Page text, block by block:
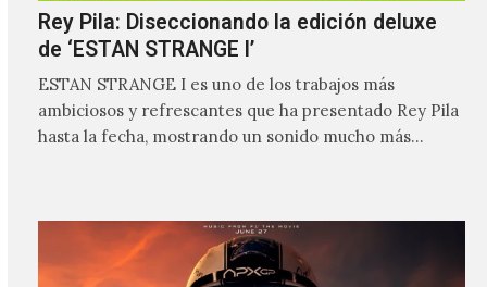
Rey Pila: Diseccionando la edición deluxe
de ‘ESTAN STRANGE I’
ESTAN STRANGE I es uno de los trabajos más
ambiciosos y refrescantes que ha presentado Rey Pila
hasta la fecha, mostrando un sonido mucho más…